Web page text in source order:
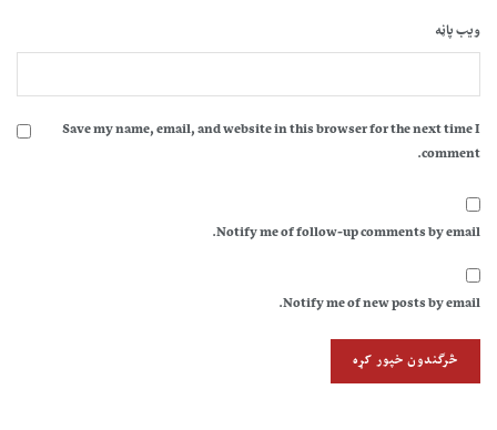
ویب پاڼه
Save my name, email, and website in this browser for the next time I
comment.
Notify me of follow-up comments by email.
Notify me of new posts by email.